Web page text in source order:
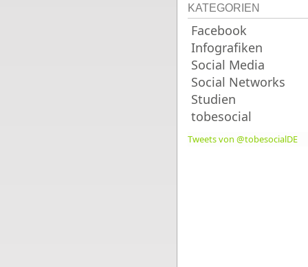
KATEGORIEN
Facebook
Infografiken
Social Media
Social Networks
Studien
tobesocial
Tweets von @tobesocialDE